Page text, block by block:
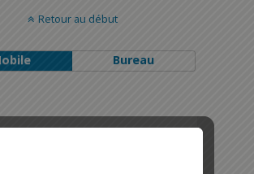
Retour au début
Bureau